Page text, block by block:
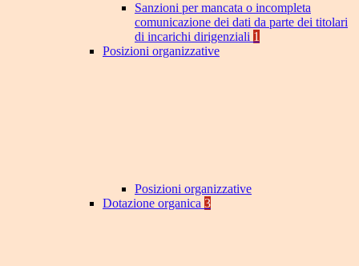
Sanzioni per mancata o incompleta
comunicazione dei dati da parte dei titolari
di incarichi dirigenziali 1
Posizioni organizzative
Posizioni organizzative
Dotazione organica 3